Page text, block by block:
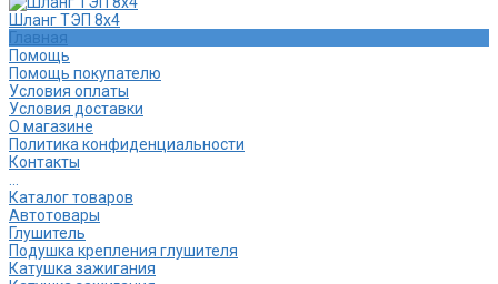
Шланг ТЭП 8х4
Главная
Помощь
Помощь покупателю
Условия оплаты
Условия доставки
О магазине
Политика конфиденциальности
Контакты
...
Каталог товаров
Автотовары
Глушитель
Подушка крепления глушителя
Катушка зажигания